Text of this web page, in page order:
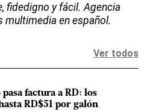
fidedigno y fácil. Agencia
multimedia en español.
Ver todos
factura a RD: los
RD$51 por galón